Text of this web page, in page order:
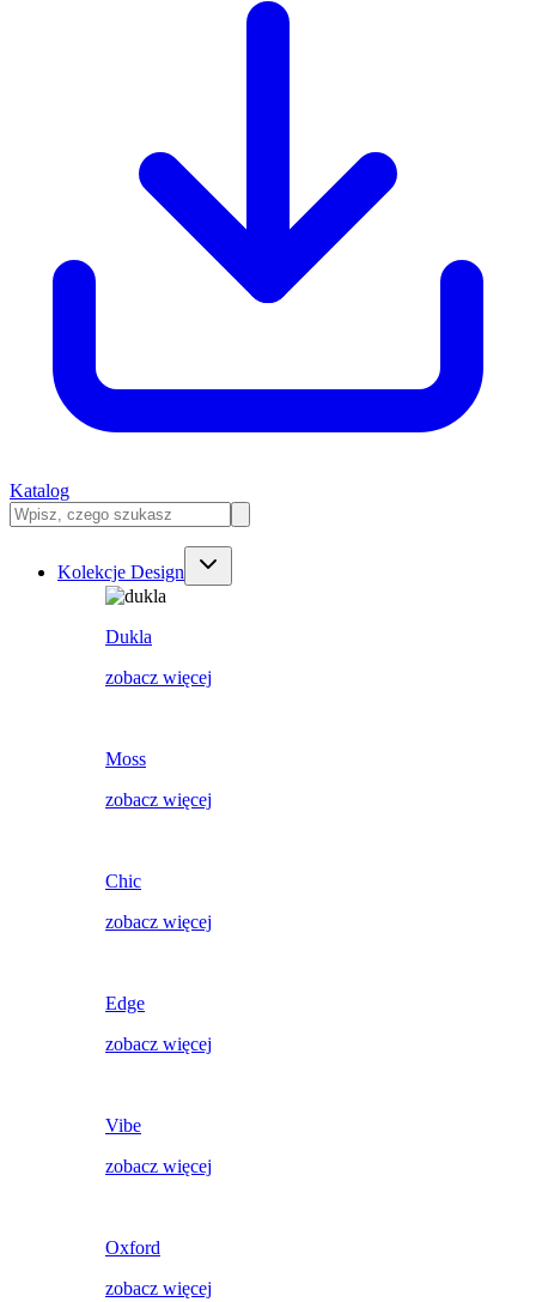
Katalog
Kolekcje Design
Dukla
zobacz więcej
Moss
zobacz więcej
Chic
zobacz więcej
Edge
zobacz więcej
Vibe
zobacz więcej
Oxford
zobacz więcej